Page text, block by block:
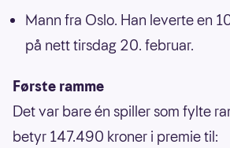
Mann fra Oslo. Han leverte en
på nett tirsdag 20. februar.
Første ramme
Det var bare én spiller som fylte
betyr 147.490 kroner i premie til: